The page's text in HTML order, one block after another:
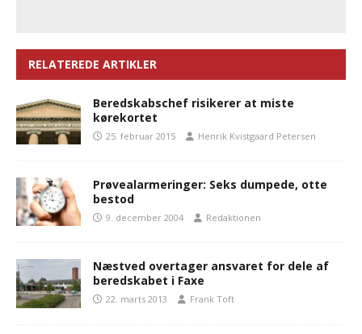
RELATEREDE ARTIKLER
Beredskabschef risikerer at miste
kørekortet
25. februar 2015 Henrik Kvistgaard Petersen
Prøvealarmeringer: Seks dumpede, otte
bestod
9. december 2004 Redaktionen
Næstved overtager ansvaret for dele af
beredskabet i Faxe
22. marts 2013 Frank Toft